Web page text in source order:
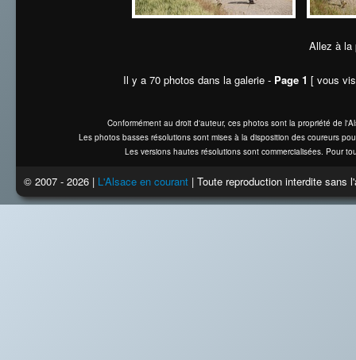
Allez à
Il y a 70 photos dans la galerie - Page 1 [ vous
Conformément au droit d'auteur, ces photos sont la propriété de
Les photos basses résolutions sont mises à la disposition des coureurs
Les versions hautes résolutions sont commercialisées. Pour
© 2007 - 2026 | L'Alsace en courant | Toute reproduction interdite sans